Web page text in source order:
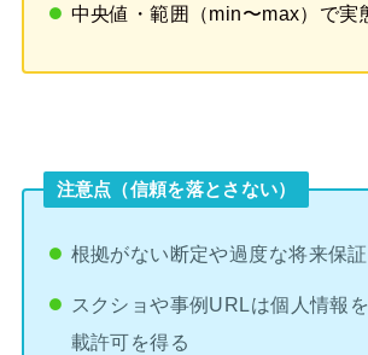
中央値・範囲（min〜max）で実
注意点（信頼を落とさない）
根拠がない断定や過度な将来保
スクショや事例URLは個人情報
載許可を得る